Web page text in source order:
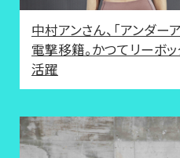
中村アンさん、「アンダー
電撃移籍。かつてリーボ
活躍